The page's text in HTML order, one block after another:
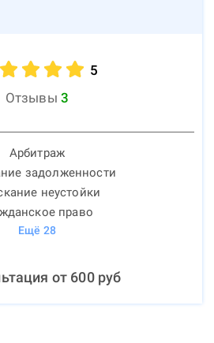
5
Отзывы 3
Арбитраж
задолженности
неустойки
право
Ещё 28
от 600руб